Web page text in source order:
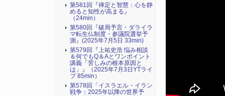
第581回『禅定と智慧：心を静
めると知性が高まる』
（24min）
第580回『破局予言・ダライラ
マ転生仏制度・参議院選挙予
測』(2025年7月5日 33min)
第579回『上祐史浩 悩み相談
＆何でもQ＆Aとワンポイント
講義「苦しみの根本原因と
は」』（2025年7月3日YTライ
ブ 85min）
第578回「イスラエル・イラン
戦争：2025年以降の世界予